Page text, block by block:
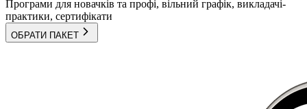
Програми для новачків та профі, вільний графік, викладачі-
практики, сертифікати
ОБРАТИ ПАКЕТ